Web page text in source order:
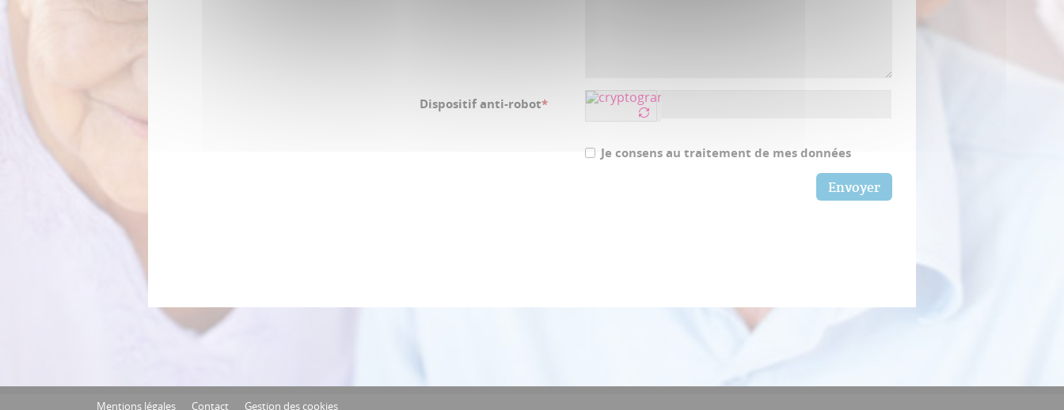
Dispositif anti-robot*
Je consens au traitement de mes données
Envoyer
Mentions légales Contact Gestion des cookies